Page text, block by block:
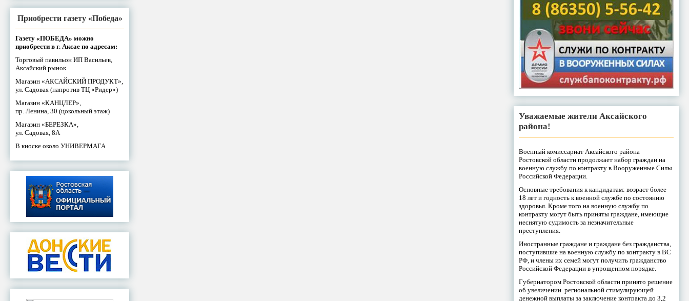
Приобрести газету «Победа»
Газету «ПОБЕДА» можно
приобрести в г. Аксае по адресам:
Торговый павильон ИП Васильев,
Аксайский рынок
Магазин «АКСАЙСКИЙ ПРОДУКТ»,
ул. Садовая (напротив ТЦ «Ридер»)
Магазин «КАНЦЛЕР»,
пр. Ленина, 30 (цокольный этаж)
Магазин «БЕРЕЗКА»,
ул. Садовая, 8А
В киоске около УНИВЕРМАГА
Уважаемые жители Аксайского
района!
Военный комиссариат Аксайского района
Ростовской области продолжает набор граждан на
военную службу по контракту в Вооруженные Силы
Российской Федерации.
Основные требования к кандидатам: возраст более
18 лет и годность к военной службе по состоянию
здоровья. Кроме того на военную службу по
контракту могут быть приняты граждане, имеющие
неснятую судимость за незначительные
преступления.
Иностранные граждане и граждане без гражданства,
поступившие на военную службу по контракту в ВС
РФ, и члены их семей могут получить гражданство
Российской Федерации в упрощенном порядке.
Губернатором Ростовской области принято решение
об увеличении региональной стимулирующей
денежной выплаты за заключение контракта до 3,2